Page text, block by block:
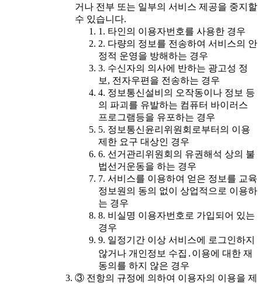
거나 전부 또는 일부의 서비스 제공을 중지할
수 있습니다.
1. 타인의 이용자번호를 사용한 경우
2. 다량의 정보를 전송하여 서비스의 안
정적 운영을 방해하는 경우
3. 수신자의 의사에 반하는 광고성 정
보, 전자우편을 전송하는 경우
4. 정보통신설비의 오작동이나 정보 등
의 파괴를 유발하는 컴퓨터 바이러스
프로그램등을 유포하는 경우
5. 정보통신윤리위원회로부터의 이용
제한 요구 대상인 경우
6. 선거관리위원회의 유권해석 상의 불
법선거운동을 하는 경우
7. 서비스를 이용하여 얻은 정보를 교육
정보원의 동의 없이 상업적으로 이용하
는 경우
8. 비실명 이용자번호로 가입되어 있는
경우
9. 일정기간 이상 서비스에 로그인하지
않거나 개인정보 수집․이용에 대한 재
동의를 하지 않은 경우
③ 전항의 규정에 의하여 이용자의 이용을 제